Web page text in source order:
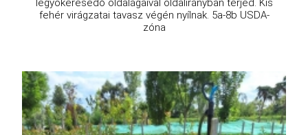
legyökeresedő oldalágaival oldalirányban terjed. Kis
fehér virágzatai tavasz végén nyílnak. 5a-8b USDA-
zóna